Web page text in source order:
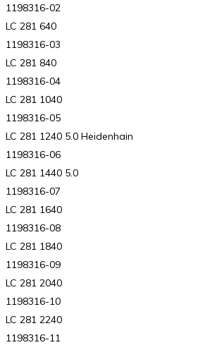
1198316-02
LC 281 640
1198316-03
LC 281 840
1198316-04
LC 281 1040
1198316-05
LC 281 1240 5.0 Heidenhain
1198316-06
LC 281 1440 5.0
1198316-07
LC 281 1640
1198316-08
LC 281 1840
1198316-09
LC 281 2040
1198316-10
LC 281 2240
1198316-11